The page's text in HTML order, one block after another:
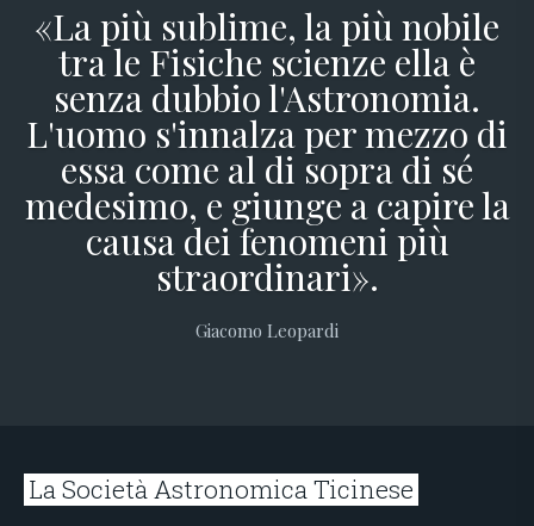
«La più sublime, la più nobile
tra le Fisiche scienze ella è
senza dubbio l'Astronomia.
L'uomo s'innalza per mezzo di
essa come al di sopra di sé
medesimo, e giunge a capire la
causa dei fenomeni più
straordinari».
Giacomo Leopardi
La Società Astronomica Ticinese